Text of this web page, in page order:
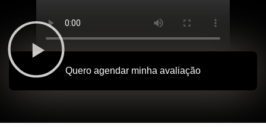
Quero agendar minha avaliação